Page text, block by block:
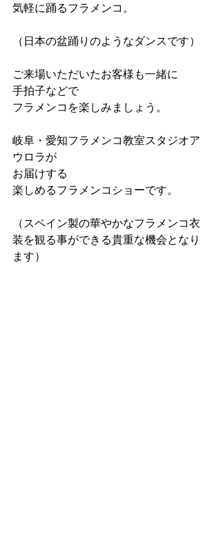
気軽に踊るフラメンコ。
（日本の盆踊りのようなダンスです）
ご来場いただいたお客様も一緒に
手拍子などで
フラメンコを楽しみましょう。
岐阜・愛知フラメンコ教室スタジオア
ウロラが
お届けする
楽しめるフラメンコショーです。
（スペイン製の華やかなフラメンコ衣
装を観る事ができる貴重な機会となり
ます）